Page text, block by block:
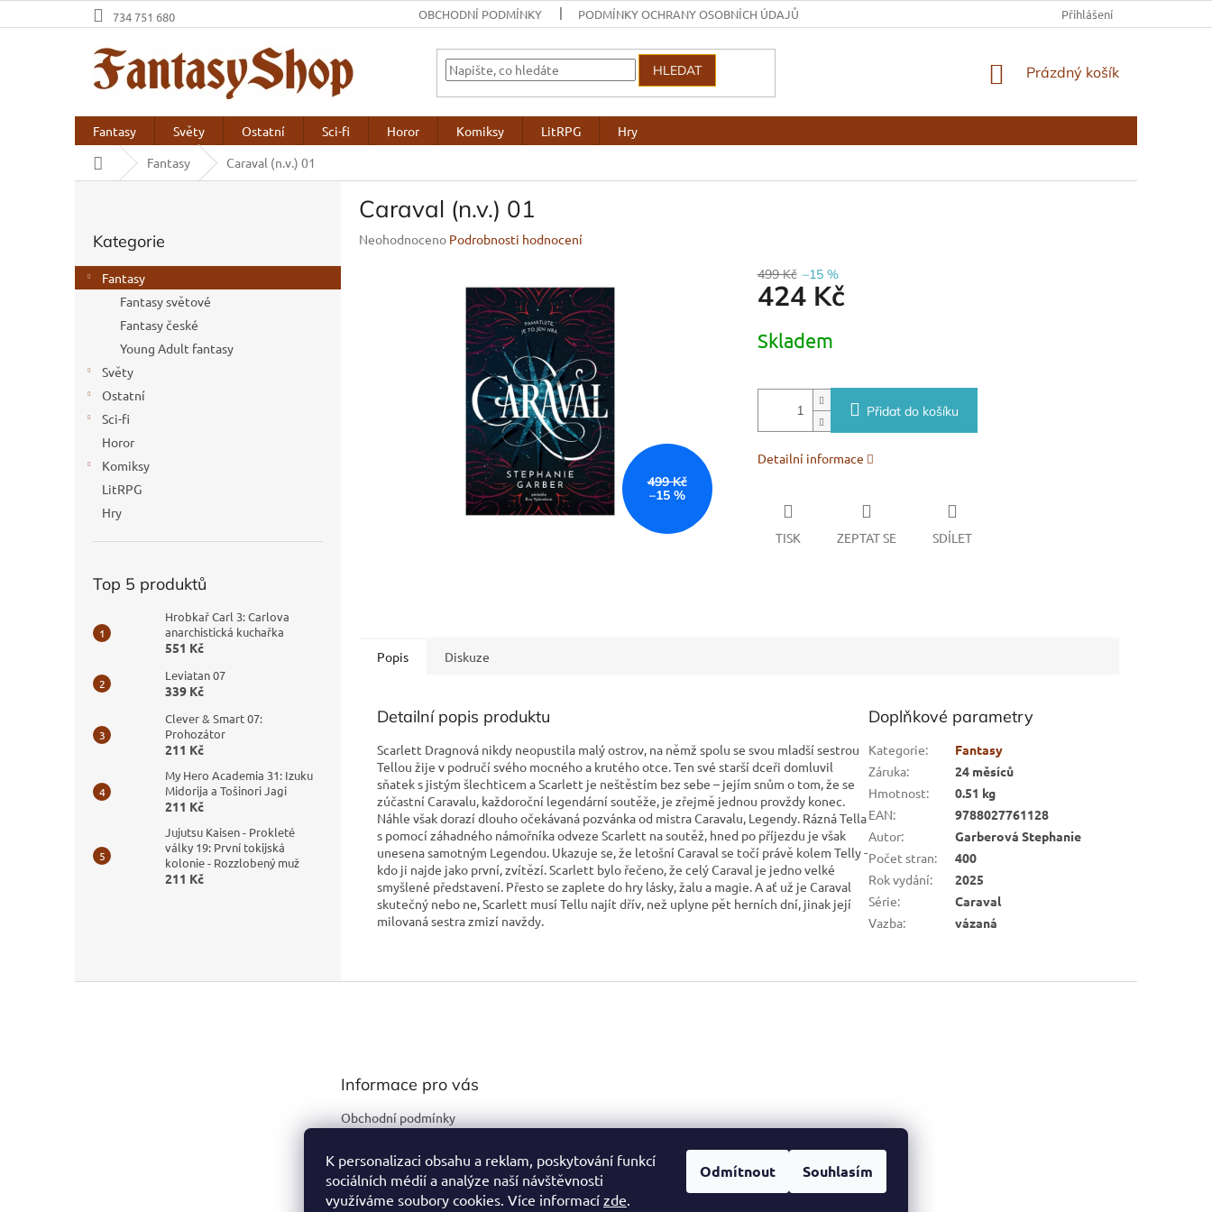
K personalizaci obsahu a reklam, poskytování funkcí
sociálních médií a analýze naší návštěvnosti
využíváme soubory cookies. Více informací zde.
Odmítnout Souhlasím
na
734 751 680 OBCHODNÍ PODMÍNKY PODMÍNKY OCHRANY OSOBNÍCH ÚDAJŮ Přihlášení
HLEDAT
NÁKUPNÍ
Prázdný košík
Fantasy Světy Ostatní Sci-fi Horor Komiksy LitRPG
Hry
Domů
Fantasy Caraval (n.v.) 01
r
a
kategorie
Kategorie
Fantasy
Fantasy světové
Fantasy české
Young Adult fantasy
Světy
Ostatní
Sci-fi
Horor
Komiksy
LitRPG
Hry
Top 5 produktů
Hrobkař Carl 3: Carlova
anarchistická kuchařka
551 Kč
Leviatan 07
339 Kč
Clever & Smart 07:
Prohozátor
211 Kč
My Hero Academia 31: Izuku
Midorija a Tošinori Jagi
211 Kč
Jujutsu Kaisen - Prokleté
války 19: První tokijská
kolonie - Rozzlobený muž
211 Kč
Caraval (n.v.) 01
Průměrné
Neohodnoceno Podrobnosti hodnocení
499 Kč
–15 %
499 Kč –15 %
424 Kč
cena:
Skladem
Přidat do košíku
Detailní informace
TISK ZEPTAT SE SDÍLET
Popis Diskuze
Detailní popis produktu
Scarlett Dragnová nikdy neopustila malý ostrov, na němž spolu se svou mladší sestrou
Tellou žije v područí svého mocného a krutého otce. Ten své starší dceři domluvil
sňatek s jistým šlechticem a Scarlett je neštěstím bez sebe – jejím snům o tom, že se
zúčastní Caravalu, každoroční legendární soutěže, je zřejmě jednou provždy konec.
Náhle však dorazí dlouho očekávaná pozvánka od mistra Caravalu, Legendy. Rázná Tella
s pomocí záhadného námořníka odveze Scarlett na soutěž, hned po příjezdu je však
unesena samotným Legendou. Ukazuje se, že letošní Caraval se točí právě kolem Telly -
kdo ji najde jako první, zvítězí. Scarlett bylo řečeno, že celý Caraval je jedno velké
smyšlené představení. Přesto se zaplete do hry lásky, žalu a magie. A ať už je Caraval
skutečný nebo ne, Scarlett musí Tellu najít dřív, než uplyne pět herních dní, jinak její
milovaná sestra zmizí navždy.
Doplňkové parametry
Kategorie:
Fantasy
Záruka:
24 měsíců
Hmotnost:
0.51 kg
EAN:
9788027761128
Autor:
Garberová Stephanie
Počet stran:
400
Rok vydání:
2025
Série:
Caraval
Vazba: vázaná
Informace pro vás
Obchodní podmínky
údajů
Kontakty